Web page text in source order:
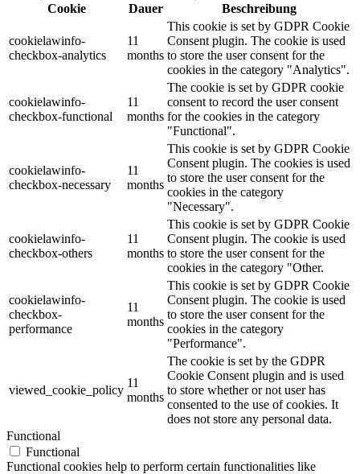
Cookie
Dauer Beschreibung
cookielawinfo-
checkbox-analytics
11
months
This cookie is set by GDPR Cookie
Consent plugin. The cookie is used
to store the user consent for the
cookies in the category "Analytics".
cookielawinfo-
checkbox-functional
11
months
The cookie is set by GDPR cookie
consent to record the user consent
for the cookies in the category
"Functional".
cookielawinfo-
checkbox-necessary
11
months
This cookie is set by GDPR Cookie
Consent plugin. The cookies is used
to store the user consent for the
cookies in the category
"Necessary".
cookielawinfo-
checkbox-others
11
months
This cookie is set by GDPR Cookie
Consent plugin. The cookie is used
to store the user consent for the
cookies in the category "Other.
cookielawinfo-
checkbox-
performance
11
months
This cookie is set by GDPR Cookie
Consent plugin. The cookie is used
to store the user consent for the
cookies in the category
"Performance".
viewed_cookie_policy
11
months
The cookie is set by the GDPR
Cookie Consent plugin and is used
to store whether or not user has
consented to the use of cookies. It
does not store any personal data.
Functional
Functional
Functional cookies help to perform certain functionalities like